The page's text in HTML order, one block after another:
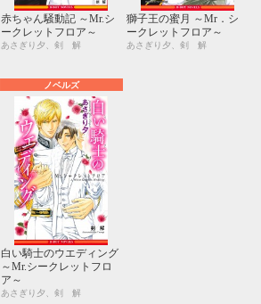
赤ちゃん騒動記 ～Mr.シ
ークレットフロア～
あさぎり夕、剣 解
獅子王の蜜月 ～Mr．シ
ークレットフロア～
あさぎり夕、剣 解
ノベルズ
白い騎士のウエディング
～Mr.シークレットフロ
ア～
あさぎり夕、剣 解